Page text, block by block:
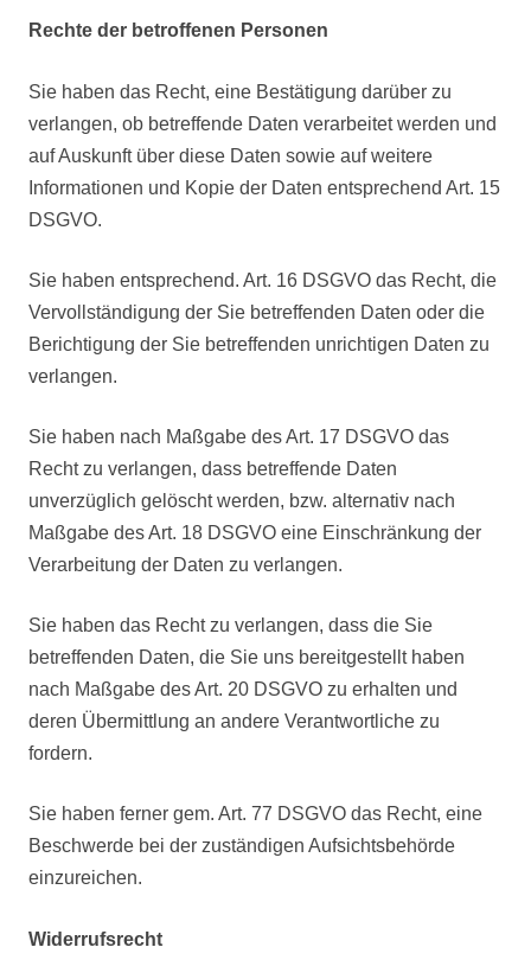
Rechte der betroffenen Personen
Sie haben das Recht, eine Bestätigung darüber zu
verlangen, ob betreffende Daten verarbeitet werden und
auf Auskunft über diese Daten sowie auf weitere
Informationen und Kopie der Daten entsprechend Art. 15
DSGVO.
Sie haben entsprechend. Art. 16 DSGVO das Recht, die
Vervollständigung der Sie betreffenden Daten oder die
Berichtigung der Sie betreffenden unrichtigen Daten zu
verlangen.
Sie haben nach Maßgabe des Art. 17 DSGVO das
Recht zu verlangen, dass betreffende Daten
unverzüglich gelöscht werden, bzw. alternativ nach
Maßgabe des Art. 18 DSGVO eine Einschränkung der
Verarbeitung der Daten zu verlangen.
Sie haben das Recht zu verlangen, dass die Sie
betreffenden Daten, die Sie uns bereitgestellt haben
nach Maßgabe des Art. 20 DSGVO zu erhalten und
deren Übermittlung an andere Verantwortliche zu
fordern.
Sie haben ferner gem. Art. 77 DSGVO das Recht, eine
Beschwerde bei der zuständigen Aufsichtsbehörde
einzureichen.
Widerrufsrecht